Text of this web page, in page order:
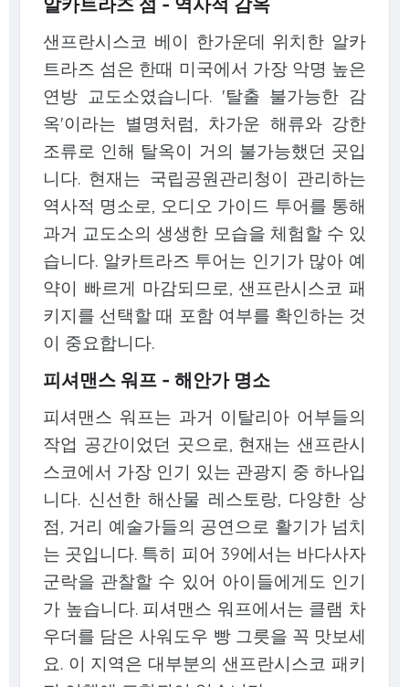
알카트라즈 섬 - 역사적 감옥
샌프란시스코 베이 한가운데 위치한 알카
트라즈 섬은 한때 미국에서 가장 악명 높은
연방 교도소였습니다. '탈출 불가능한 감
옥'이라는 별명처럼, 차가운 해류와 강한
조류로 인해 탈옥이 거의 불가능했던 곳입
니다. 현재는 국립공원관리청이 관리하는
역사적 명소로, 오디오 가이드 투어를 통해
과거 교도소의 생생한 모습을 체험할 수 있
습니다. 알카트라즈 투어는 인기가 많아 예
약이 빠르게 마감되므로, 샌프란시스코 패
키지를 선택할 때 포함 여부를 확인하는 것
이 중요합니다.
피셔맨스 워프 - 해안가 명소
피셔맨스 워프는 과거 이탈리아 어부들의
작업 공간이었던 곳으로, 현재는 샌프란시
스코에서 가장 인기 있는 관광지 중 하나입
니다. 신선한 해산물 레스토랑, 다양한 상
점, 거리 예술가들의 공연으로 활기가 넘치
는 곳입니다. 특히 피어 39에서는 바다사자
군락을 관찰할 수 있어 아이들에게도 인기
가 높습니다. 피셔맨스 워프에서는 클램 차
우더를 담은 사워도우 빵 그릇을 꼭 맛보세
요. 이 지역은 대부분의 샌프란시스코 패키